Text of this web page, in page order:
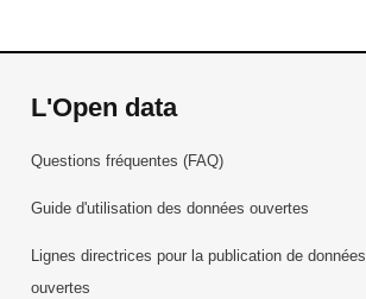
L'Open data
Questions fréquentes (FAQ)
Guide d'utilisation des données ouvertes
Lignes directrices pour la publication de données
ouvertes